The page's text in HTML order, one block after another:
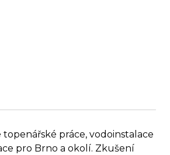
topenářské práce, vodoinstalace
pro Brno a okolí. Zkušení